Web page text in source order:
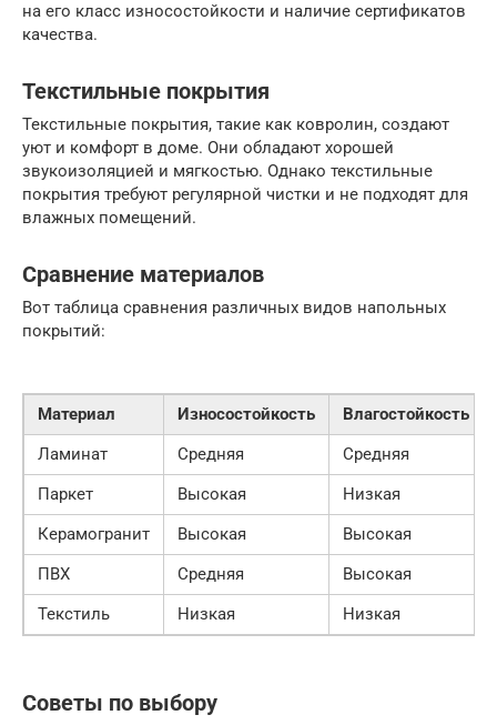
на его класс износостойкости и наличие сертификатов
качества.
Текстильные покрытия
Текстильные покрытия, такие как ковролин, создают
уют и комфорт в доме. Они обладают хорошей
звукоизоляцией и мягкостью. Однако текстильные
покрытия требуют регулярной чистки и не подходят для
влажных помещений.
Сравнение материалов
Вот таблица сравнения различных видов напольных
покрытий:
Материал Износостойкость
Влагостойкость
Ламинат
Средняя
Средняя
Паркет
Высокая
Низкая
Керамогранит
Высокая
Высокая
ПВХ
Средняя
Высокая
Текстиль
Низкая Низкая
Советы по выбору